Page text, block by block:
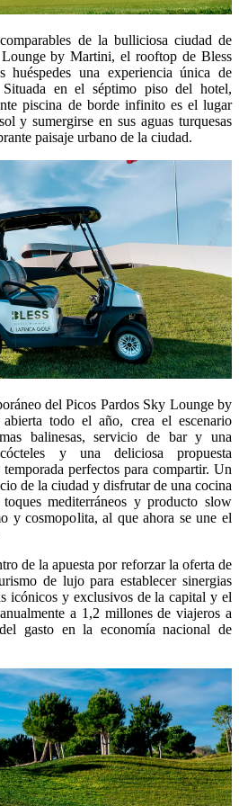
de la bulliciosa ciudad de
by Martini, el rooftop de Bless
una experiencia única de
en el séptimo piso del hotel,
piscina de borde infinito es el lugar
y sumergirse en sus aguas turquesas
paisaje urbano de la ciudad.
del Picos Pardos Sky Lounge by
todo el año, crea el escenario
balinesas, servicio de bar y una
y una deliciosa propuesta
perfectos para compartir. Un
de la ciudad y disfrutar de una cocina
mediterráneos y producto slow
y cosmopolita, al que ahora se une el
de la apuesta por reforzar la oferta de
de lujo para establecer sinergias
icónicos y exclusivos de la capital y el
a 1,2 millones de viajeros a
gasto en la economía nacional de